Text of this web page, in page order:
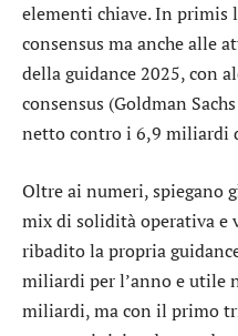
elementi chiave. In primis
consensus ma anche alle
della guidance 2025, con
consensus (Goldman
netto contro i 6,9 miliardi
Oltre ai numeri, spiegano
mix di solidità operativa e
ribadito la propria
miliardi per l’anno e utile
miliardi, ma con il primo